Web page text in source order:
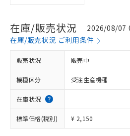
在庫/販売状況
2026/08/07
在庫/販売状況 ご利用条件
販売状況 販売中
機種区分 受注生産機種
在庫状況
標準価格(税別) ¥ 2,150